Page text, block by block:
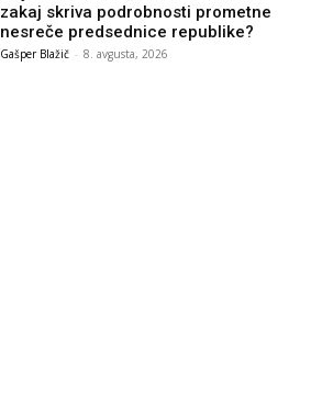
zakaj skriva podrobnosti prometne
nesreče predsednice republike?
Gašper Blažič - 8. avgusta, 2026